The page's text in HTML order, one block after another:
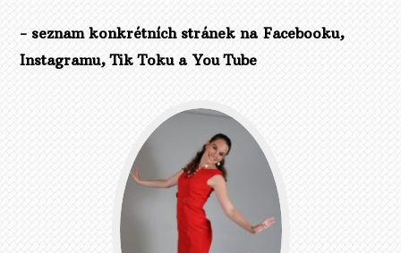
- seznam konkrétních stránek na Facebooku,
Instagramu, Tik Toku a You Tube